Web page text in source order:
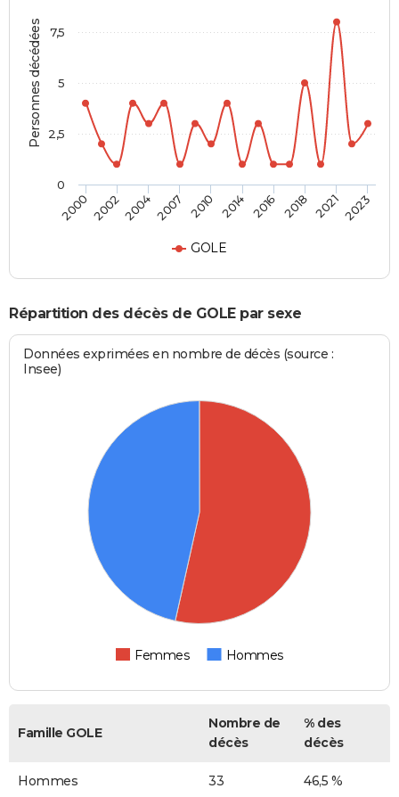
Personnes décédées
GOLE
2000 200220042007 2010 2014 2016 2018 20212023
0
2,5
5
7,5
Répartition des décès de GOLE par sexe
Données exprimées en nombre de décès (source :
Insee)
Femmes Hommes
Famille GOLE
Nombre de
décès
% des
décès
Hommes 33 46,5 %